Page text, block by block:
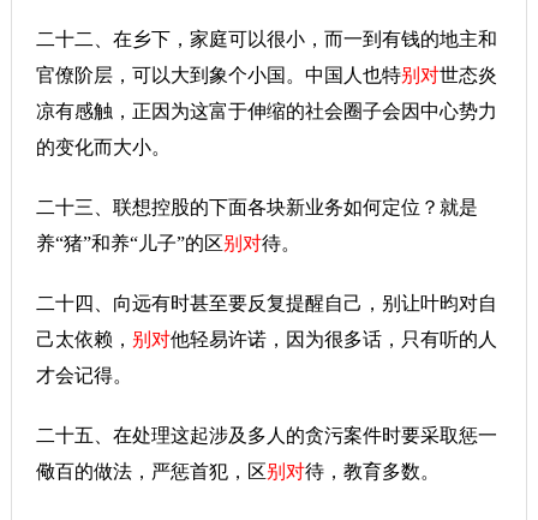
二十二、在乡下，家庭可以很小，而一到有钱的地主和
官僚阶层，可以大到象个小国。中国人也特别对世态炎
凉有感触，正因为这富于伸缩的社会圈子会因中心势力
的变化而大小。
二十三、联想控股的下面各块新业务如何定位？就是
养“猪”和养“儿子”的区别对待。
二十四、向远有时甚至要反复提醒自己，别让叶昀对自
己太依赖， 别对他轻易许诺，因为很多话，只有听的人
才会记得。
二十五、在处理这起涉及多人的贪污案件时要采取惩一
儆百的做法，严惩首犯，区别对待，教育多数。